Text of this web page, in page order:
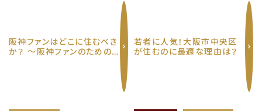
阪神ファンはどこに住むべき
か？ 〜阪神ファンのための
若者に人気！大阪市中央区
が住むのに最適な理由は？